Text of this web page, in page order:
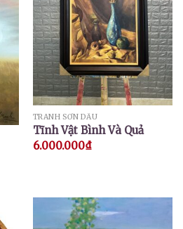
TRANH SƠN DẦU
Tĩnh Vật Bình Và Quả
6.000.000₫